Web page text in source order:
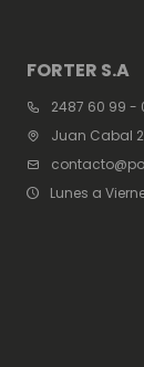
FORTER S.A
2487 60 99 -
Juan Cabal
Lunes a